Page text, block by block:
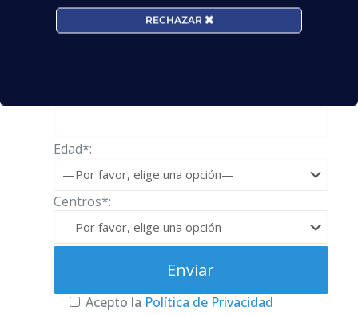
Edad*:
Centros*:
Acepto la Política de Privacidad
RECHAZAR